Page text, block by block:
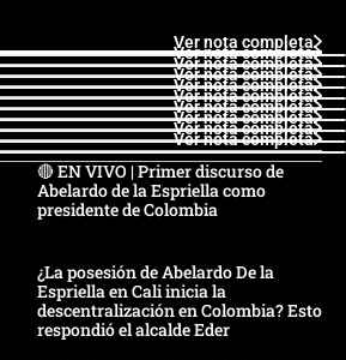
Ver nota completa
Ver nota completa
Ver nota completa
Ver nota completa
Ver nota completa
Ver nota completa
Ver nota completa
Ver nota completa
Ver nota completa
Ver nota completa
🔴 EN VIVO | Primer discurso de
Abelardo de la Espriella como
presidente de Colombia
¿La posesión de Abelardo De la
Espriella en Cali inicia la
descentralización en Colombia? Esto
respondió el alcalde Eder